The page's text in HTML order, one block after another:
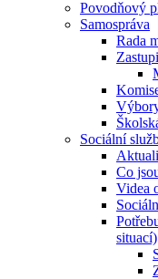
Povodňový
Samospráva
Rada
Sociální
Co
Videa
situací)